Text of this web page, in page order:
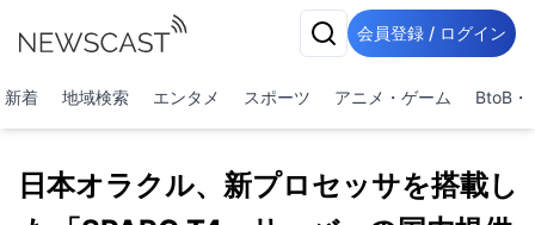
会員登録 / ログイン
新着 地域検索 エンタメ スポーツ アニメ・ゲーム BtoB・
日本オラクル、新プロセッサを搭載し